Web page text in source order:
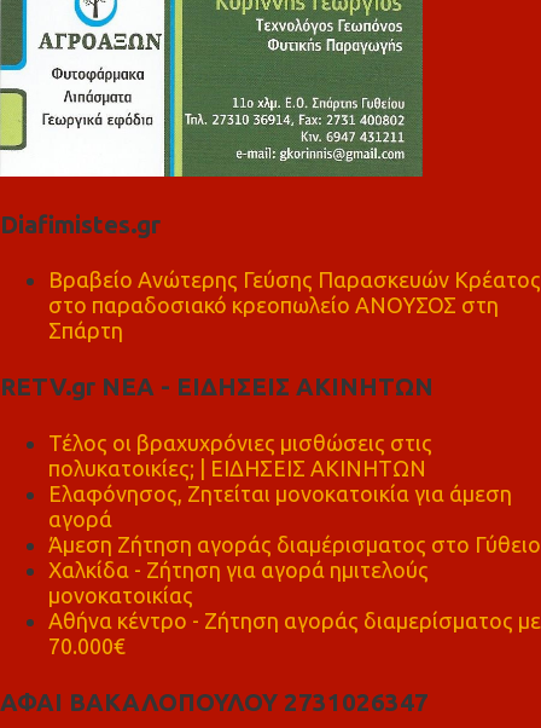
Diafimistes.gr
Βραβείο Ανώτερης Γεύσης Παρασκευών Κρέατος
στο παραδοσιακό κρεοπωλείο ΑΝΟΥΣΟΣ στη
Σπάρτη
RETV.gr ΝΕΑ - ΕΙΔΗΣΕΙΣ ΑΚΙΝΗΤΩΝ
Τέλος οι βραχυχρόνιες μισθώσεις στις
πολυκατοικίες; | ΕΙΔΗΣΕΙΣ ΑΚΙΝΗΤΩΝ
Ελαφόνησος, Ζητείται μονοκατοικία για άμεση
αγορά
Άμεση Ζήτηση αγοράς διαμέρισματος στο Γύθειο
Χαλκίδα - Ζήτηση για αγορά ημιτελούς
μονοκατοικίας
Αθήνα κέντρο - Ζήτηση αγοράς διαμερίσματος με
70.000€
ΑΦΑΙ ΒΑΚΑΛΟΠΟΥΛΟΥ 2731026347